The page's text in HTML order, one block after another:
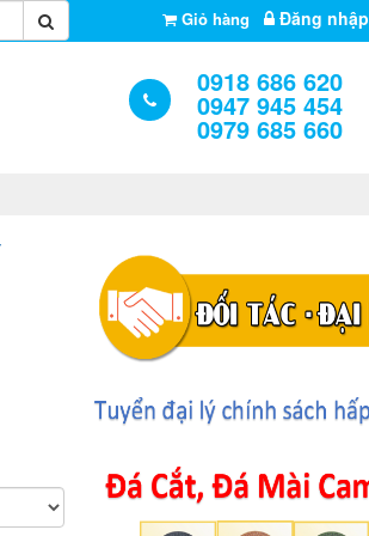
Giỏ hàng Đăng nhập
0918 686 620
0947 945 454
0979 685 660